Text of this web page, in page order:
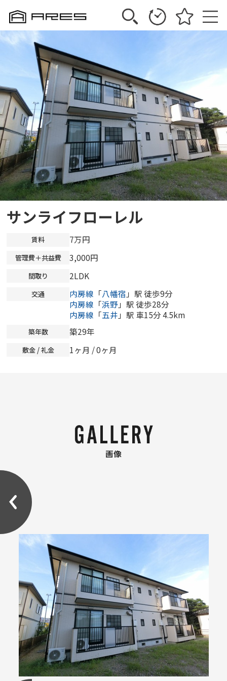
サンライフローレル
賃料 7万円
管理費＋共益費 3,000円
間取り 2LDK
交通 内房線 「八幡宿 」駅 徒歩9分
内房線 「浜野 」駅 徒歩28分
内房線 「五井 」駅 車15分 4.5km
築年数 築29年
敷金 / 礼金 1ヶ月 /0ヶ月
画像